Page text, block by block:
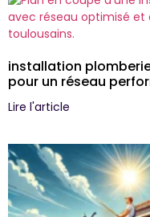
installation
pour un réseau
Lire l'article